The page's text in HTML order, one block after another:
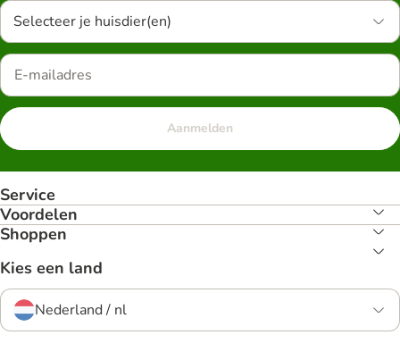
Selecteer je huisdier(en)
Aanmelden
Service
Voordelen
Shoppen
Kies een land
Nederland / nl